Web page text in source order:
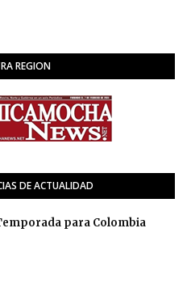
REGION
DE ACTUALIDAD
para Colombia